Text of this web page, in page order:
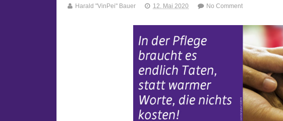
Harald "VinPei" Bauer 12. Mai 2020 No Comment